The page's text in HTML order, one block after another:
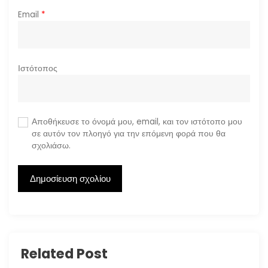
Email *
Ιστότοπος
Αποθήκευσε το όνομά μου, email, και τον ιστότοπο μου
σε αυτόν τον πλοηγό για την επόμενη φορά που θα
σχολιάσω.
Related Post